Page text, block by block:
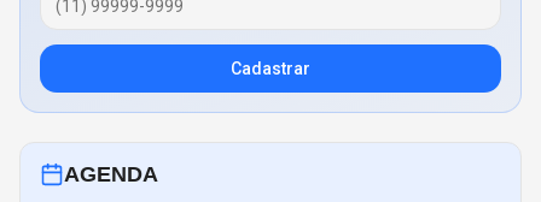
Cadastrar
AGENDA